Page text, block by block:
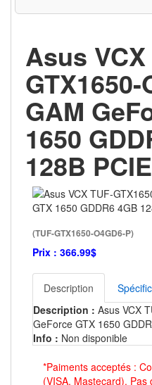
Asus VCX
GTX1650-
GAM
1650
128B
(TUF-GTX1650-O4GD6-P)
Prix : 366.99$
Description
Description : Asus VCX
GeForce GTX 1650
Info : Non disponible
*Paiments acceptés :
(VISA, Mastecard). Pas